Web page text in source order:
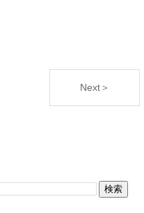
Next＞